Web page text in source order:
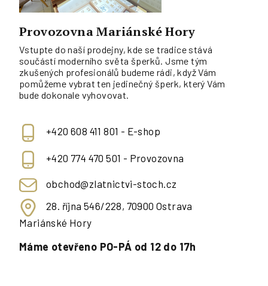
Provozovna Mariánské Hory
Vstupte do naší prodejny, kde se tradice stává
součástí moderního světa šperků. Jsme tým
zkušených profesionálů budeme rádi, když Vám
pomůžeme vybrat ten jedinečný šperk, který Vám
bude dokonale vyhovovat.
+420 608 411 801 - E-shop
+420 774 470 501 - Provozovna
obchod@zlatnictvi-stoch.cz
28. října 546/228, 70900 Ostrava
Mariánské Hory
Máme otevřeno PO-PÁ od 12 do 17h